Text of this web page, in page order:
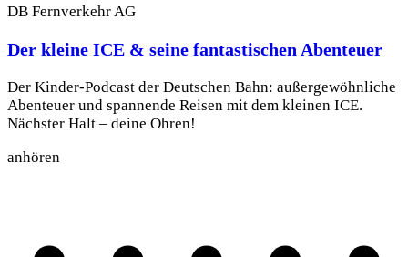
DB Fernverkehr AG
Der kleine ICE & seine fantastischen Abenteuer
Der Kinder-Podcast der Deutschen Bahn: außergewöhnliche
Abenteuer und spannende Reisen mit dem kleinen ICE.
Nächster Halt – deine Ohren!
anhören